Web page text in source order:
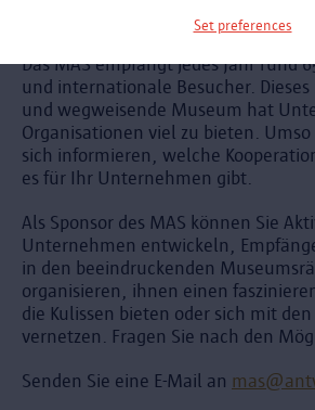
Set preferences
Das MAS empfängt jedes Jahr rund
und internationale Besucher.
und wegweisende Museum hat
Organisationen viel zu bieten.
sich informieren, welche
es für Ihr Unternehmen gibt.
Als Sponsor des MAS können Sie
Unternehmen entwickeln,
in den beeindruckenden
organisieren, ihnen einen
die Kulissen bieten oder sich mit
vernetzen. Fragen Sie nach den
Senden Sie eine E-Mail an